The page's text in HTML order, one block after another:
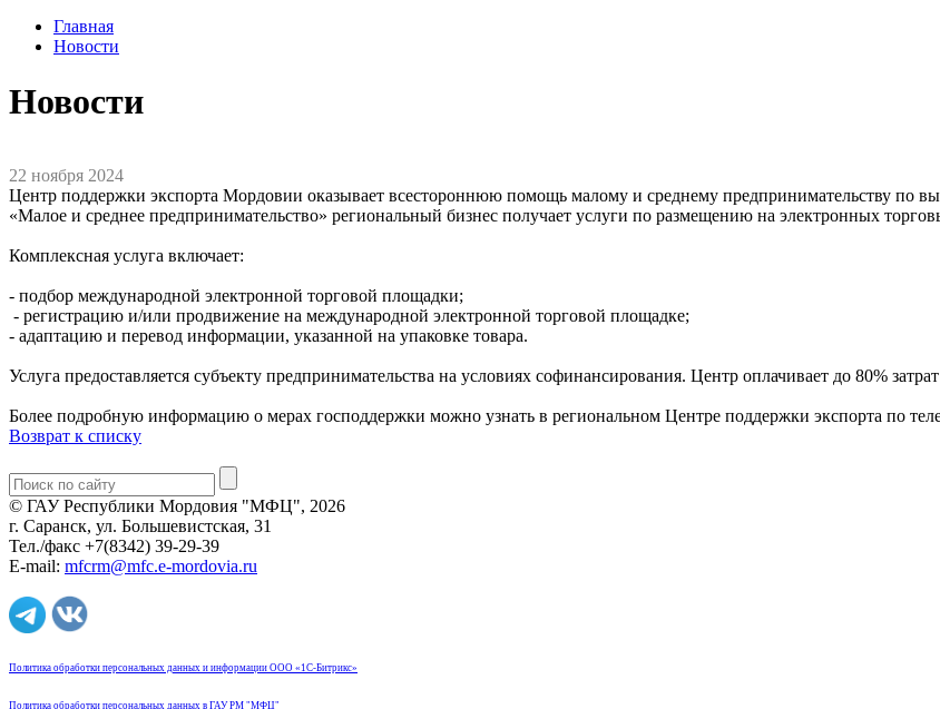
Главная
Новости
Новости
22 ноября 2024
Центр поддержки экспорта Мордовии оказывает всестороннюю помощь малому и среднему предпринимательству по
«Малое и среднее предпринимательство» региональный бизнес получает услуги по размещению на электронных
Комплексная услуга включает:
- подбор международной электронной торговой площадки;
- регистрацию и/или продвижение на международной электронной торговой площадке;
- адаптацию и перевод информации, указанной на упаковке товара.
Услуга предоставляется субъекту предпринимательства на условиях софинансирования. Центр оплачивает до 80%
Более подробную информацию о мерах господдержки можно узнать в региональном Центре поддержки экспорта по
Возврат к списку
© ГАУ Республики Мордовия "МФЦ", 2026
г. Саранск, ул. Большевистская, 31
Тел./факс +7(8342) 39-29-39
E-mail: mfcrm@mfc.e-mordovia.ru
Политика обработки персональных данных и информации ООО «1С-Битрикс»
Политика обработки персональных данных в ГАУ РМ "МФЦ"